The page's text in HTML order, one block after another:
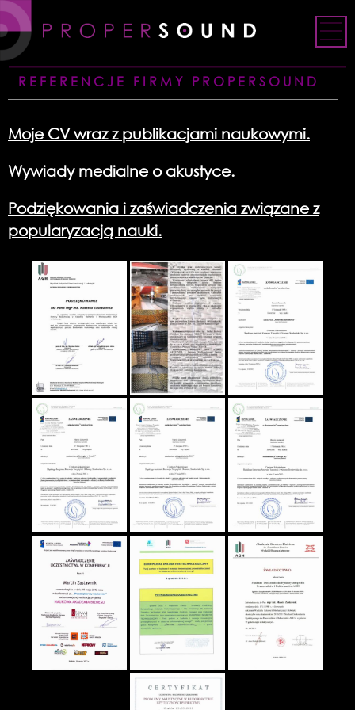
Skip
to
content
REFERENCJE FIRMY PROPERSOUND
Moje CV wraz z publikacjami naukowymi.
Wywiady medialne o akustyce.
Podziękowania i zaświadczenia związane z
popularyzacją nauki.